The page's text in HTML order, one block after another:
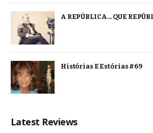
A REPÚBLICA… QUE
Histórias E Estórias #69
Latest Reviews